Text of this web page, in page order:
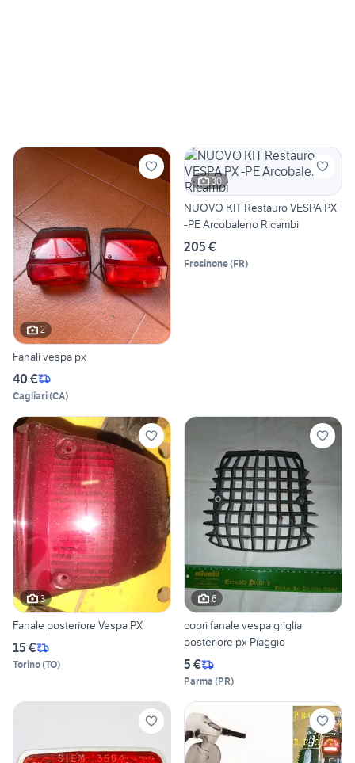
2
Fanali vespa px
40 €
Cagliari(CA)
30
NUOVO KIT Restauro VESPA PX
-PE Arcobaleno Ricambi
205 €
Frosinone(FR)
3
Fanale posteriore Vespa PX
15 €
Torino(TO)
6
copri fanale vespa griglia
posteriore px Piaggio
5 €
Parma (PR)